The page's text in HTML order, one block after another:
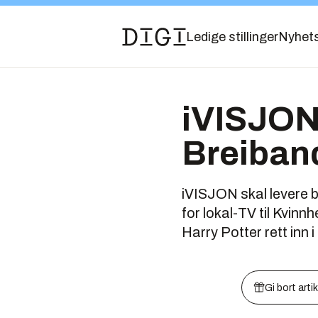
Ledige stillinger
iVISJON skal levere
for lokal-TV til
Harry Potter rett inn
Gi bort